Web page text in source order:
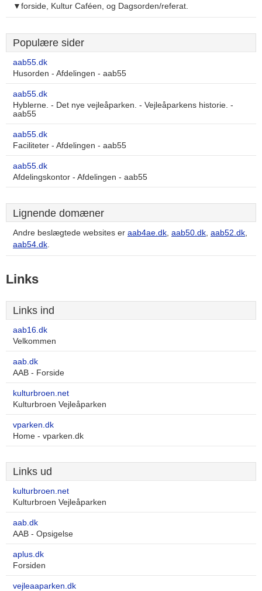
▼forside, Kultur Caféen, og Dagsorden/referat.
Populære sider
aab55.dk
Husorden - Afdelingen - aab55
aab55.dk
Hyblerne. - Det nye vejleåparken. - Vejleåparkens historie. -
aab55
aab55.dk
Faciliteter - Afdelingen - aab55
aab55.dk
Afdelingskontor - Afdelingen - aab55
Lignende domæner
Andre beslægtede websites er aab4ae.dk, aab50.dk, aab52.dk,
aab54.dk.
Links
Links ind
aab16.dk
Velkommen
aab.dk
AAB - Forside
kulturbroen.net
Kulturbroen Vejleåparken
vparken.dk
Home - vparken.dk
Links ud
kulturbroen.net
Kulturbroen Vejleåparken
aab.dk
AAB - Opsigelse
aplus.dk
Forsiden
vejleaaparken.dk